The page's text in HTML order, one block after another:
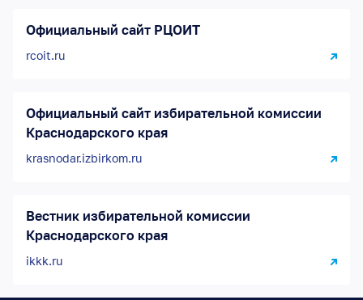
Официальный сайт РЦОИТ
rcoit.ru
Официальный сайт избирательной комиссии
Краснодарского края
krasnodar.izbirkom.ru
Вестник избирательной комиссии
Краснодарского края
ikkk.ru